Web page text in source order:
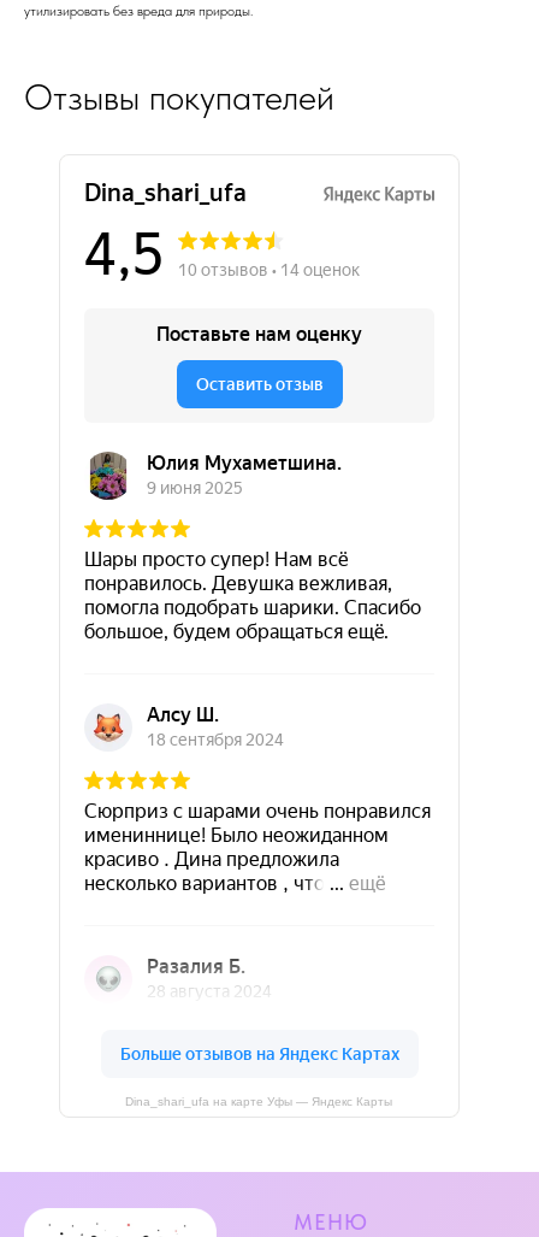
утилизировать без вреда для природы.
Отзывы покупателей
Dina_shari_ufa на карте Уфы — Яндекс Карты
МЕНЮ